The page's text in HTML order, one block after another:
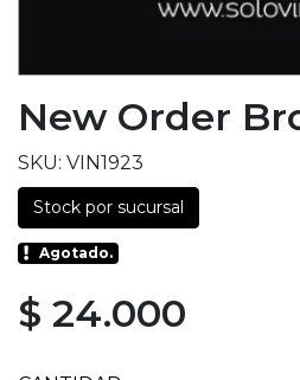
New Order
SKU: VIN1923
Stock por sucursal
Agotado.
$ 24.000